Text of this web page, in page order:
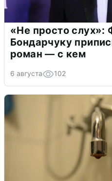
«Не просто слух»:
Бондарчуку
роман — с кем
6 августа 102